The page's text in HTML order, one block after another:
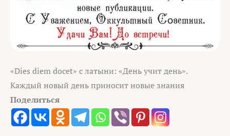
«Dies diem docet» с латыни: «День учит день».
Каждый новый день приносит новые знания
Поделиться